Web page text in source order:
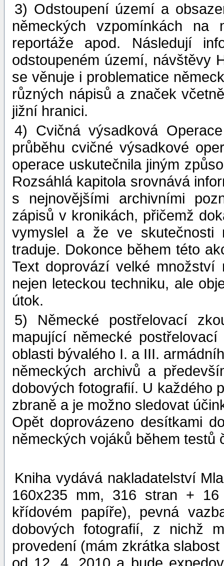
3) Odstoupení území a
německých vzpomínkách na
reportáže apod. Následují
odstoupeném území, návštěvy
se věnuje i problematice
různých nápisů a značek
jižní hranici.
4) Cvičná výsadková
průběhu cvičné výsadkové
operace uskutečnila jiným
Rozsáhlá kapitola srovnává
s nejnovějšími archivními
zápisů v kronikách, přičemž
vymyslel a že ve skutečnosti
traduje. Dokonce během této
Text doprovází velké množství
nejen leteckou techniku, ale
útok.
5) Německé postřelovací
mapující německé
oblasti bývalého I. a III.
německých archivů a
dobových fotografií. U každého
zbraně a je možno sledovat
Opět doprovázeno desítkami
německých vojáků během testů
Kniha vydává nakladatelství
160x235 mm, 316 stran +
křídovém papíře), pevná
dobových fotografií, z nichž
provedení (mám zkrátka